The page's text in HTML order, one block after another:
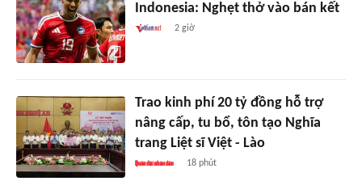
Indonesia: Nghẹt thở vào bán kết
2 giờ
Trao kinh phí 20 tỷ đồng hỗ trợ
nâng cấp, tu bổ, tôn tạo Nghĩa
trang Liệt sĩ Việt - Lào
18 phút